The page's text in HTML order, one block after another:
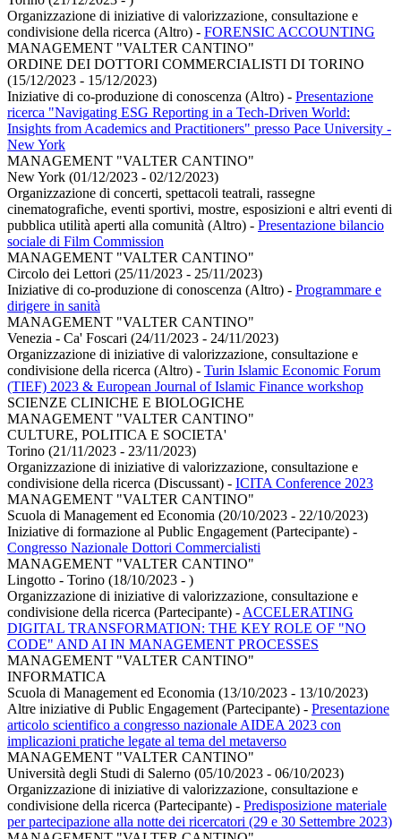
Organizzazione di iniziative di valorizzazione, consultazione e
condivisione della ricerca (Altro) - FORENSIC ACCOUNTING
MANAGEMENT "VALTER CANTINO"
ORDINE DEI DOTTORI COMMERCIALISTI DI TORINO
(15/12/2023 - 15/12/2023)
Iniziative di co-produzione di conoscenza (Altro) - Presentazione
ricerca "Navigating ESG Reporting in a Tech-Driven World:
Insights from Academics and Practitioners" presso Pace University -
New York
MANAGEMENT "VALTER CANTINO"
New York (01/12/2023 - 02/12/2023)
Organizzazione di concerti, spettacoli teatrali, rassegne
cinematografiche, eventi sportivi, mostre, esposizioni e altri eventi di
pubblica utilità aperti alla comunità (Altro) - Presentazione bilancio
sociale di Film Commission
MANAGEMENT "VALTER CANTINO"
Circolo dei Lettori (25/11/2023 - 25/11/2023)
Iniziative di co-produzione di conoscenza (Altro) - Programmare e
dirigere in sanità
MANAGEMENT "VALTER CANTINO"
Venezia - Ca' Foscari (24/11/2023 - 24/11/2023)
Organizzazione di iniziative di valorizzazione, consultazione e
condivisione della ricerca (Altro) - Turin Islamic Economic Forum
(TIEF) 2023 & European Journal of Islamic Finance workshop
SCIENZE CLINICHE E BIOLOGICHE
MANAGEMENT "VALTER CANTINO"
CULTURE, POLITICA E SOCIETA'
Torino (21/11/2023 - 23/11/2023)
Organizzazione di iniziative di valorizzazione, consultazione e
condivisione della ricerca (Discussant) - ICITA Conference 2023
MANAGEMENT "VALTER CANTINO"
Scuola di Management ed Economia (20/10/2023 - 22/10/2023)
Iniziative di formazione al Public Engagement (Partecipante) -
Congresso Nazionale Dottori Commercialisti
MANAGEMENT "VALTER CANTINO"
Lingotto - Torino (18/10/2023 - )
Organizzazione di iniziative di valorizzazione, consultazione e
condivisione della ricerca (Partecipante) - ACCELERATING
DIGITAL TRANSFORMATION: THE KEY ROLE OF "NO
CODE" AND AI IN MANAGEMENT PROCESSES
MANAGEMENT "VALTER CANTINO"
INFORMATICA
Scuola di Management ed Economia (13/10/2023 - 13/10/2023)
Altre iniziative di Public Engagement (Partecipante) - Presentazione
articolo scientifico a congresso nazionale AIDEA 2023 con
implicazioni pratiche legate al tema del metaverso
MANAGEMENT "VALTER CANTINO"
Università degli Studi di Salerno (05/10/2023 - 06/10/2023)
Organizzazione di iniziative di valorizzazione, consultazione e
condivisione della ricerca (Partecipante) - Predisposizione materiale
per partecipazione alla notte dei ricercatori (29 e 30 Settembre 2023)